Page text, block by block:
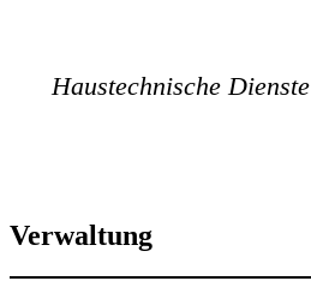
Haustechnische Dienste
Verwaltung